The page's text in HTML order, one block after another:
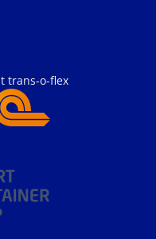
trans-o-flex